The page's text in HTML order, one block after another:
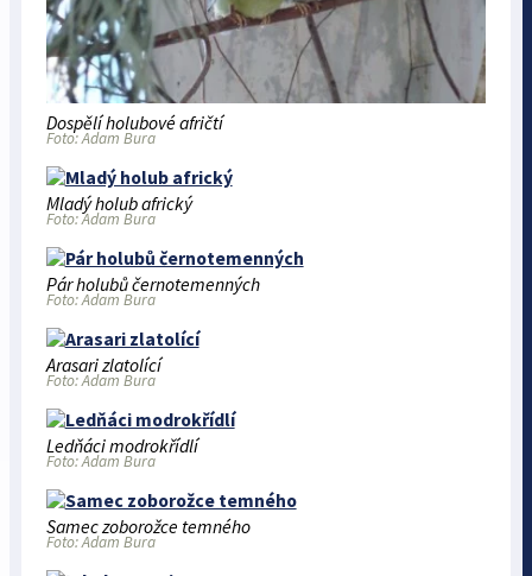
Dospělí holubové afričtí
Foto: Adam Bura
Mladý holub africký
Foto: Adam Bura
Pár holubů černotemenných
Foto: Adam Bura
Arasari zlatolící
Foto: Adam Bura
Ledňáci modrokřídlí
Foto: Adam Bura
Samec zoborožce temného
Foto: Adam Bura